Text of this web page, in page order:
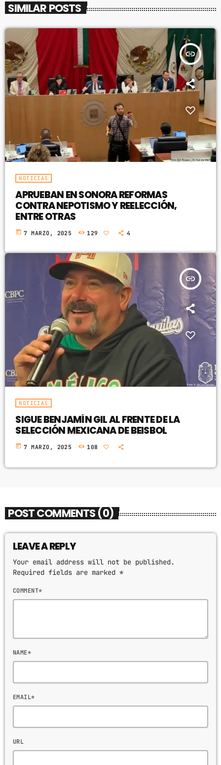
SIMILAR POSTS
insert_link
NOTICIAS
APRUEBAN EN SONORA REFORMAS
CONTRA NEPOTISMO Y REELECCIÓN,
ENTRE OTRAS
today 7 MARZO, 2025 129 4
insert_link
NOTICIAS
SIGUE BENJAMÍN GIL AL FRENTE DE LA
SELECCIÓN MEXICANA DE BEISBOL
today 7 MARZO, 2025 108
POST COMMENTS (0)
LEAVE A REPLY
Your email address will not be published.
Required fields are marked *
COMMENT*
NAME*
EMAIL*
URL